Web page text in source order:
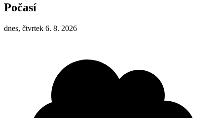
Počasí
dnes, čtvrtek 6. 8. 2026